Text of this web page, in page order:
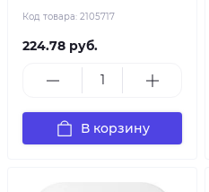
Код товара: 2105717
224.78 руб.
В корзину